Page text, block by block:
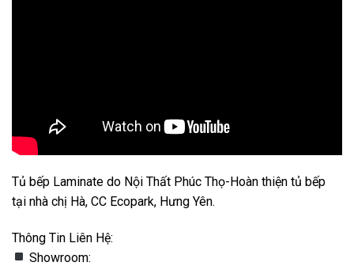
Tủ bếp Laminate do Nội Thất Phúc Thọ-Hoàn thiện tủ bếp
tại nhà chị Hà, CC Ecopark, Hưng Yên.
Thông Tin Liên Hệ:
Showroom: